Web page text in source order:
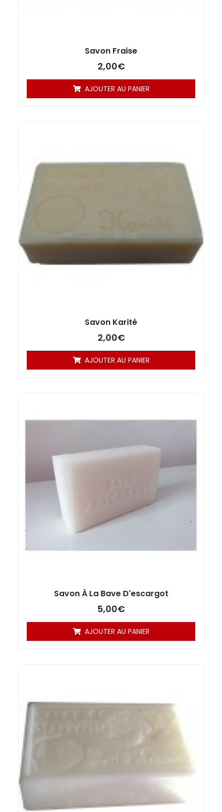
Savon Fraise
2,00€
AJOUTER AU PANIER
Savon Karité
2,00€
AJOUTER AU PANIER
Savon À La Bave D'escargot
5,00€
AJOUTER AU PANIER